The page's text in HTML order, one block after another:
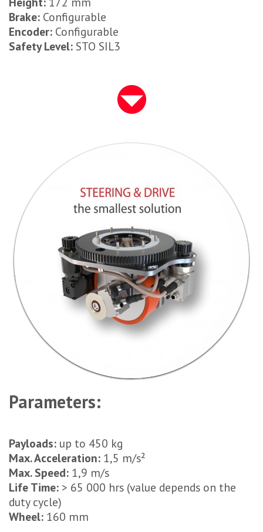
Brake: Configurable
Encoder: Configurable
Safety Level: STO SIL3
Parameters:
Payloads: up to 450 kg
Max. Acceleration: 1,5 m/s²
Max. Speed: 1,9 m/s
Life Time: > 65 000 hrs (value depends on the
duty cycle)
Wheel: 160 mm